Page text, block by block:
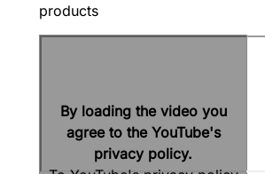
products
By loading the video you
agree to the YouTube's
privacy policy.